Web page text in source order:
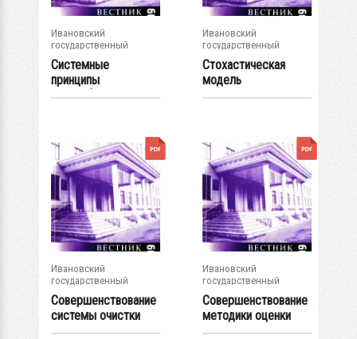
Ивановский
государственный
энергетический...
Системные
принципы
классификации в
Ивановский
государственный
энергетический...
Стохастическая
модель
индукционной
Ивановский
государственный
энергетический...
Совершенствование
системы очистки
доменного газа
Ивановский
государственный
энергетический...
Совершенствование
методики оценки
стоимости...